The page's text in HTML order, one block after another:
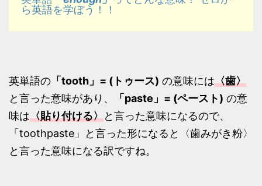
英単語の 「tooth」= (トゥース) の意味には〈歯〉
と言った意味があり、
「paste」= (ペースト) の意
味は〈貼り付ける〉と言った意味になるので、
「toothpaste」と言った形になると〈歯みがき粉〉
と言った意味になる訳ですね。